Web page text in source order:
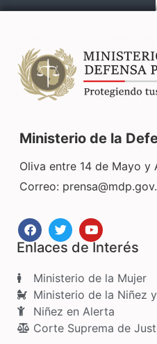
Ministerio de la
Oliva entre 14 de Mayo y
Correo:
Enlaces de Interés
Ministerio de la Mujer
Ministerio de la Niñez
Niñez en Alerta
Corte Suprema de